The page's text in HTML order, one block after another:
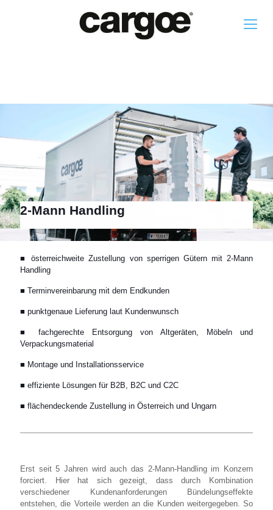
2-Mann Handling
■ österreichweite Zustellung von sperrigen Gütern mit 2-Mann
Handling
■ Terminvereinbarung mit dem Endkunden
■ punktgenaue Lieferung laut Kundenwunsch
■ fachgerechte Entsorgung von Altgeräten, Möbeln und
Verpackungsmaterial
■ Montage und Installationsservice
■ effiziente Lösungen für B2B, B2C und C2C
■ flächendeckende Zustellung in Österreich und Ungarn
Erst seit 5 Jahren wird auch das 2-Mann-Handling im Konzern
forciert. Hier hat sich gezeigt, dass durch Kombination
verschiedener Kundenanforderungen Bündelungseffekte
entstehen, die Vorteile werden an die Kunden weitergegeben. So